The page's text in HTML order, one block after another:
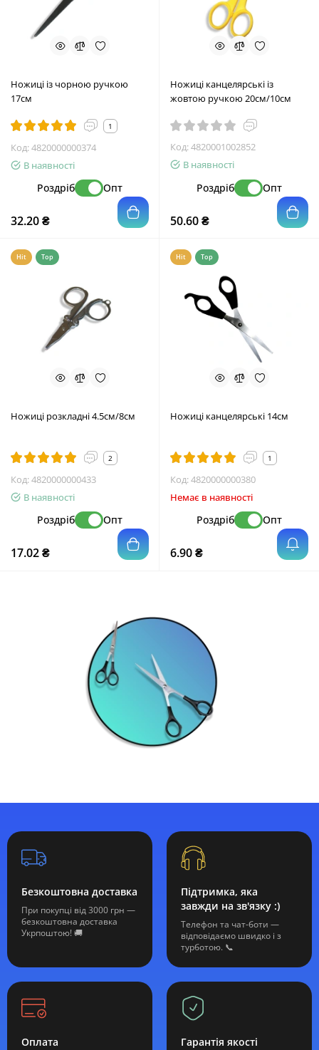
Ножиці із чорною ручкою
17см
1
Код:4820000000374
В наявності
Роздріб Опт
32.20 ₴
Ножиці канцелярські із
жовтою ручкою 20см/10см
Код:4820001002852
В наявності
Роздріб Опт
50.60 ₴
Hit Top
Ножиці розкладні 4.5см/8см
2
Код:4820000000433
В наявності
Роздріб Опт
17.02 ₴
Hit Top
Ножиці канцелярські 14см
1
Код:4820000000380
Немає в наявності
Роздріб Опт
6.90 ₴
Безкоштовна доставка
При покупці від 3000 грн —
безкоштовна доставка
Укрпоштою! 🚚
Підтримка, яка
завжди на зв'язку :)
Телефон та чат-боти —
відповідаємо швидко і з
турботою. 📞
Оплата Гарантія якості